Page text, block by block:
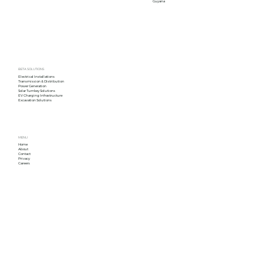
MENU
Home
About
Contact
Privacy
Careers
BETA SOLUTIONS
Electrical Installations
Transmission & Distribution
Power Generation
Solar Turnkey Solutions
EV Charging Infrastructure
Excavation Solutions
Guyana